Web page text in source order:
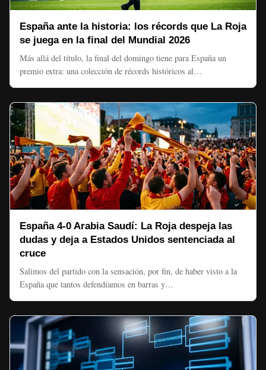
España ante la historia: los récords que La Roja
se juega en la final del Mundial 2026
Más allá del título, la final del domingo tiene para España un
premio extra: una colección de récords históricos al…
España 4-0 Arabia Saudí: La Roja despeja las
dudas y deja a Estados Unidos sentenciada al
cruce
Salimos del partido con la sensación, por fin, de haber visto a la
España que tantos defendíamos en barras y…